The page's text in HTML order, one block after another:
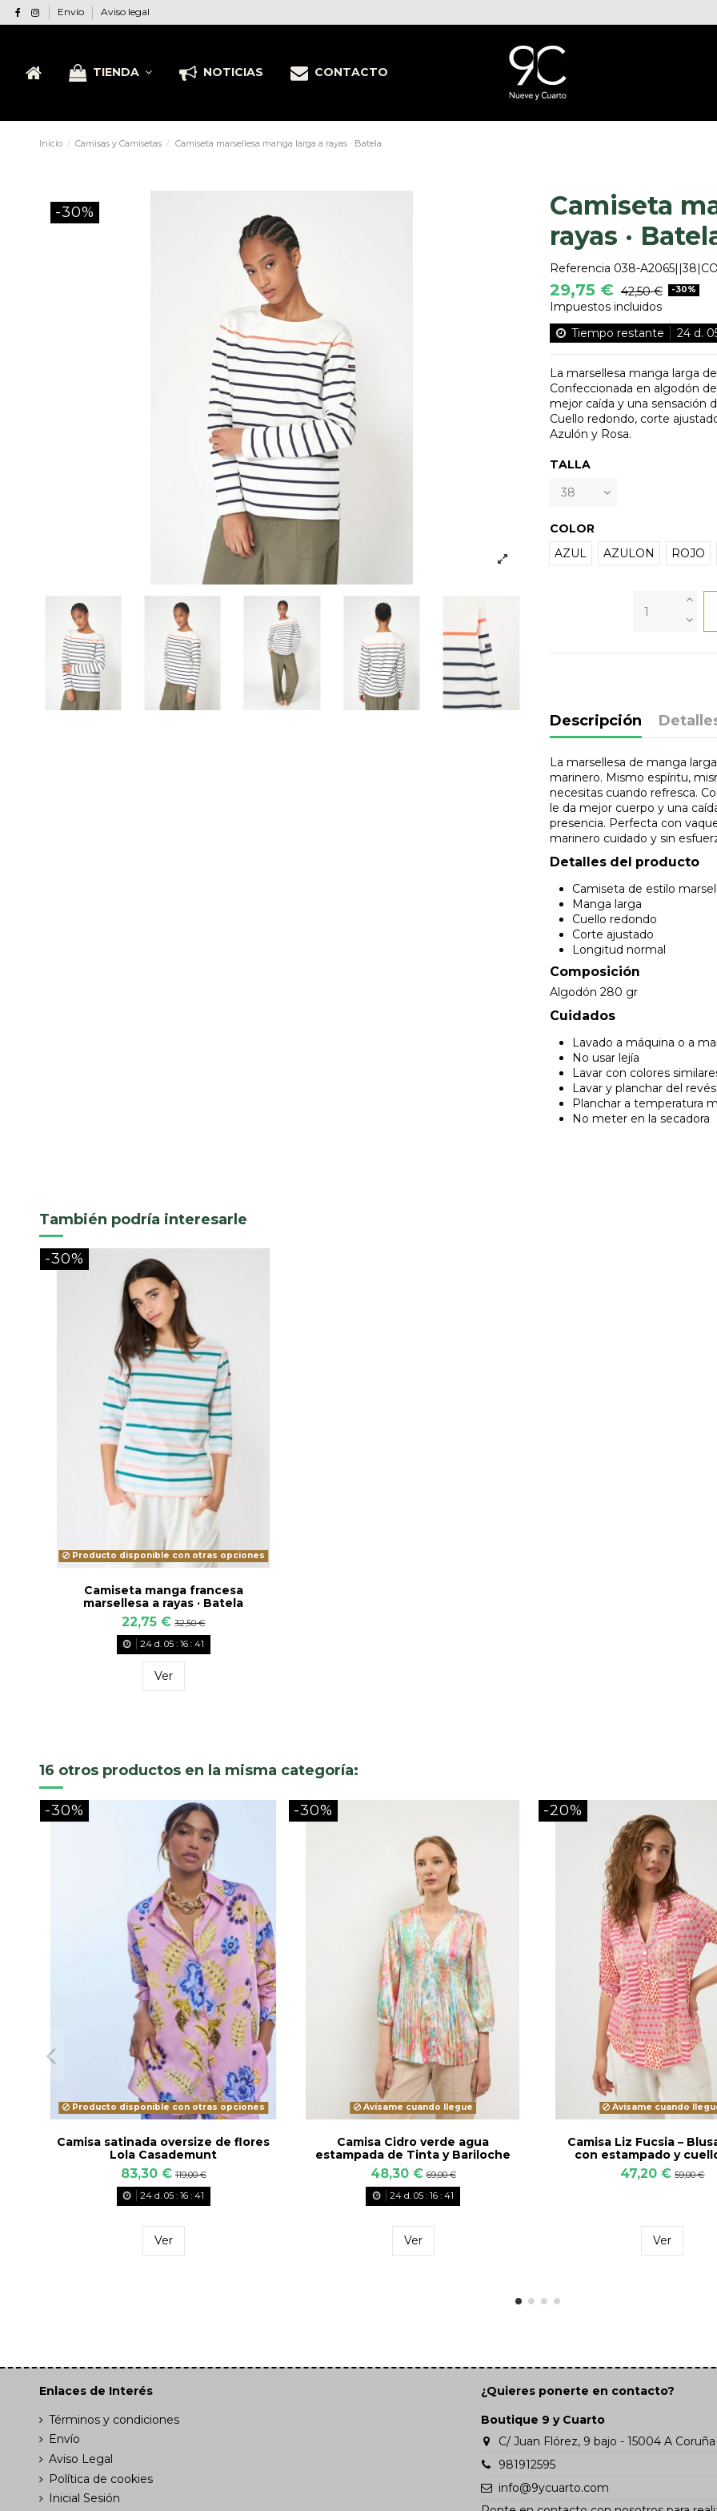
Envío Aviso legal
TIENDA NOTICIAS
CONTACTO
Inicio Camisas y Camisetas Camiseta marsellesa manga larga a rayas · Batela
-30%
Camiseta
rayas ·
Referencia 038-
29,75 € 42,50 € -30%
Impuestos incluidos
Tiempo restante
24 d.
La marsellesa manga larga
Confeccionada en algodón
mejor caída y una sensación
Cuello redondo, corte
Azulón y Rosa.
TALLA
COLOR
AZUL
AZULON ROJO
Descripción
La marsellesa de manga
marinero. Mismo espíritu,
necesitas cuando refresca.
le da mejor cuerpo y una
presencia. Perfecta con
marinero cuidado y sin
Detalles del producto
Camiseta de estilo
Manga larga
Cuello redondo
Corte ajustado
Longitud normal
Composición
Algodón 280 gr
Cuidados
Lavado a máquina o a
No usar lejía
Lavar con colores
Lavar y planchar del revés
Planchar a temperatura
No meter en la secadora
También podría interesarle
-30%
Producto disponible con otras opciones
Camiseta manga francesa
marsellesa a rayas · Batela
22,75 € 32,50 €
24d. 05: 16: 40
Ver
16 otros productos en la misma categoría:
-30%
Producto disponible con otras opciones
Camisa satinada oversize de flores
Lola Casademunt
83,30 € 119,00 €
24d. 05: 16: 40
Ver
-30%
Avísame cuando llegue
Camisa Cidro verde agua
estampada de Tinta y Bariloche
48,30 € 69,00 €
24d. 05: 16: 40
Ver
-20%
Avísame cuando
Camisa Liz Fucsia –
con estampado y
47,20 € 59,00 €
Ver
Enlaces de Interés
Términos y condiciones
Envío
Aviso Legal
Política de cookies
Inicial Sesión
¿Quieres ponerte en contacto?
Boutique 9 y Cuarto
C/ Juan Flórez, 9 bajo - 15004 A Coruña
981912595
info@9ycuarto.com